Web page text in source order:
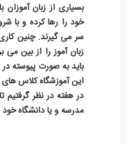
بسیاری از زبان
خود را رها کرده و با
سر می گیرند. چنین کاری
زبان آموز را از بین می
باید به صورت پیوسته
در هفته در نظر گرفتیم
مدرسه و یا دانشگاه